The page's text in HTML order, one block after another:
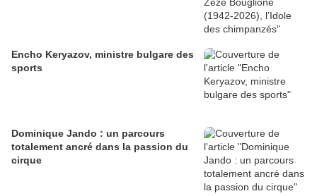
Encho Keryazov, ministre bulgare des
sports
Dominique Jando : un parcours
totalement ancré dans la passion du
cirque